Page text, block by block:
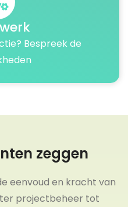
Bespreek de
zeggen
eenvoud en kracht van
projectbeheer tot